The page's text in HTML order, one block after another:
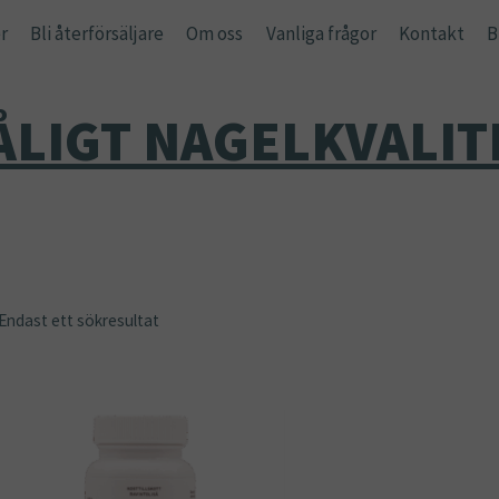
Bli återförsäljare Om oss Vanliga frågor Kontakt
Endast ett sökresultat